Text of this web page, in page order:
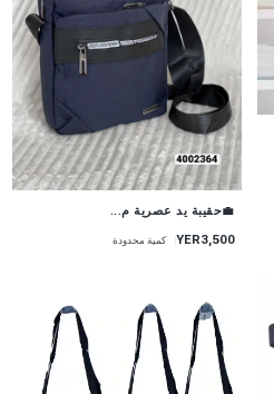
💼حقيبة يد عصرية م...
YER3,500 كمية محدودة